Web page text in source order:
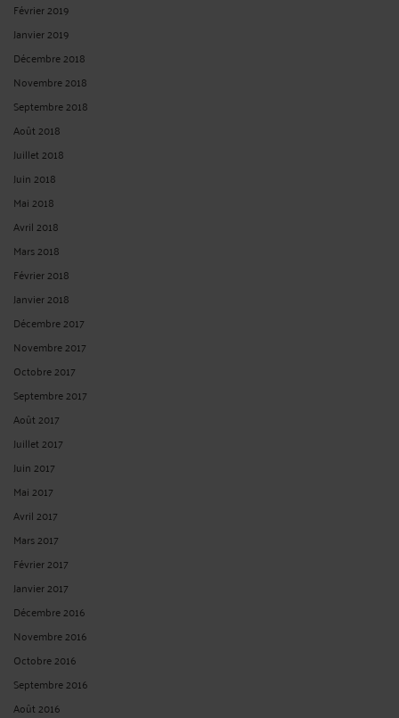
Février 2019
Janvier 2019
Décembre 2018
Novembre 2018
Septembre 2018
Août 2018
Juillet 2018
Juin 2018
Mai 2018
Avril 2018
Mars 2018
Février 2018
Janvier 2018
Décembre 2017
Novembre 2017
Octobre 2017
Septembre 2017
Août 2017
Juillet 2017
Juin 2017
Mai 2017
Avril 2017
Mars 2017
Février 2017
Janvier 2017
Décembre 2016
Novembre 2016
Octobre 2016
Septembre 2016
Août 2016